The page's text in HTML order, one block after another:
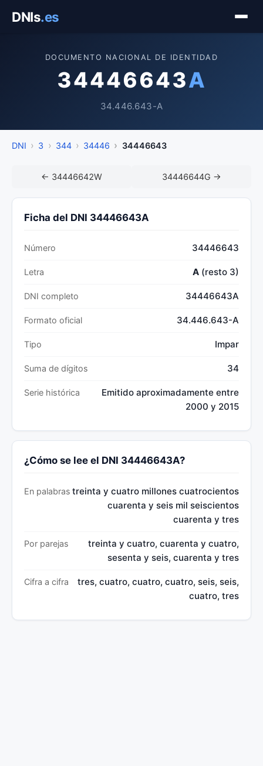
DNIs.es
DOCUMENTO NACIONAL DE IDENTIDAD
34446643A
34.446.643-A
DNI 3 344 34446 34446643
← 34446642W 34446644G →
Ficha del DNI 34446643A
Número 34446643
Letra A (resto 3)
DNI completo 34446643A
Formato oficial 34.446.643-A
Tipo Impar
Suma de dígitos 34
Serie histórica
Emitido aproximadamente entre
2000 y 2015
¿Cómo se lee el DNI 34446643A?
En palabras treinta y cuatro millones cuatrocientos
cuarenta y seis mil seiscientos
cuarenta y tres
Por parejas
treinta y cuatro, cuarenta y cuatro,
sesenta y seis, cuarenta y tres
Cifra a cifra
tres, cuatro, cuatro, cuatro, seis, seis,
cuatro, tres